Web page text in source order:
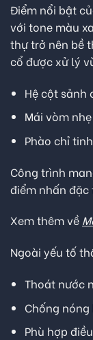
Điểm nổi bật
với tone màu
thự trở nên bề
cổ được xử lý
Hệ cột sảnh
Mái vòm
Phào chỉ
Công trình
điểm nhấn đặc
Xem thêm về
Ngoài yếu tố
Thoát nước
Chống nóng
Phù hợp